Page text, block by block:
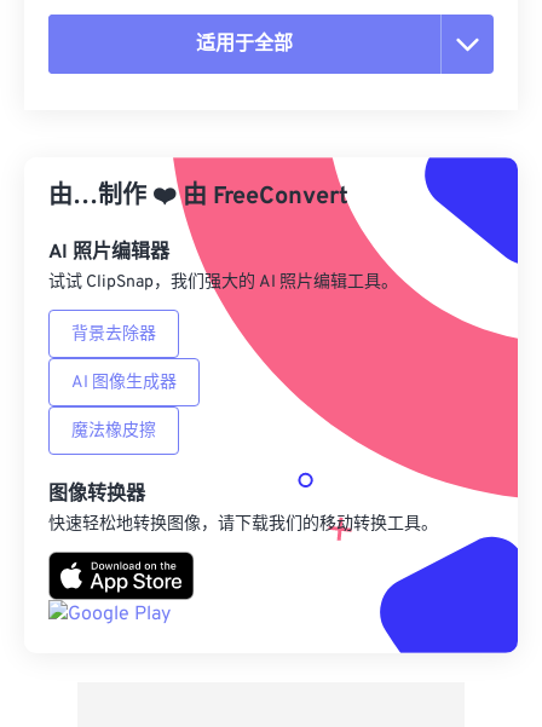
适用于全部
从预设应用
另存为预设
由…制作 ❤️由 FreeConvert
AI 照片编辑器
试试 ClipSnap，我们强大的 AI 照片编辑工具。
背景去除器
AI 图像生成器
魔法橡皮擦
图像转换器
快速轻松地转换图像，请下载我们的移动转换工具。